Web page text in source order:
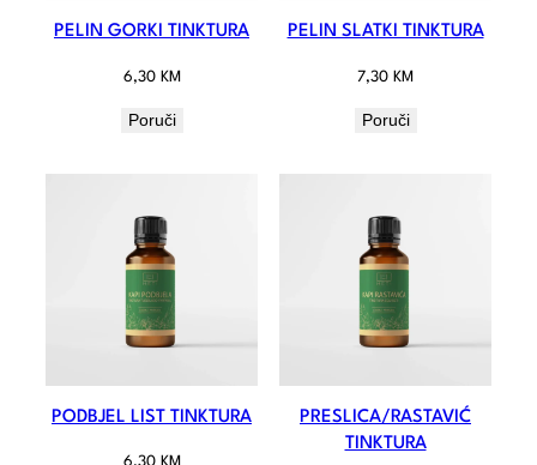
PELIN GORKI TINKTURA
6,30 KM
Poruči
PELIN SLATKI TINKTURA
7,30 KM
Poruči
PODBJEL LIST TINKTURA
PRESLICA/RASTAVIĆ
TINKTURA